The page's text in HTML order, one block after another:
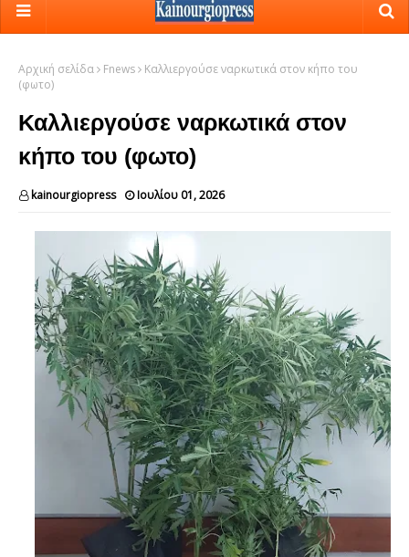
Αρχική σελίδα Fnews
Καλλιεργούσε ναρκωτικά στον κήπο του
(φωτο)
Καλλιεργούσε ναρκωτικά στον
κήπο του (φωτο)
kainourgiopress Ιουλίου 01, 2026